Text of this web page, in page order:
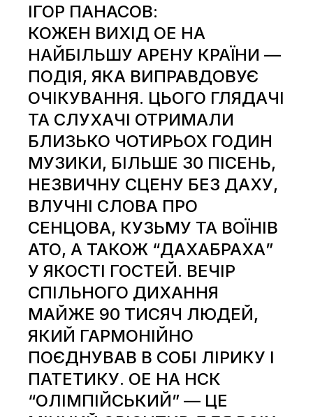
ІГОР ПАНАСОВ:
КОЖЕН ВИХІД ОЕ НА
НАЙБІЛЬШУ АРЕНУ КРАЇНИ —
ПОДІЯ, ЯКА ВИПРАВДОВУЄ
ОЧІКУВАННЯ. ЦЬОГО ГЛЯДАЧІ
ТА СЛУХАЧІ ОТРИМАЛИ
БЛИЗЬКО ЧОТИРЬОХ ГОДИН
МУЗИКИ, БІЛЬШЕ 30 ПІСЕНЬ,
НЕЗВИЧНУ СЦЕНУ БЕЗ ДАХУ,
ВЛУЧНІ СЛОВА ПРО
СЕНЦОВА, КУЗЬМУ ТА ВОЇНІВ
АТО, А ТАКОЖ “ДАХАБРАХА”
У ЯКОСТІ ГОСТЕЙ. ВЕЧІР
СПІЛЬНОГО ДИХАННЯ
МАЙЖЕ 90 ТИСЯЧ ЛЮДЕЙ,
ЯКИЙ ГАРМОНІЙНО
ПОЄДНУВАВ В СОБІ ЛІРИКУ І
ПАТЕТИКУ. ОЕ НА НСК
“ОЛІМПІЙСЬКИЙ” — ЦЕ